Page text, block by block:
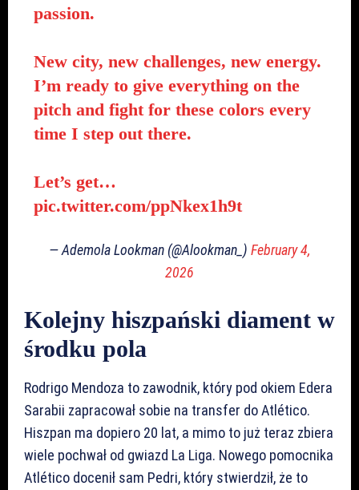
passion.
New city, new challenges, new energy.
I’m ready to give everything on the
pitch and fight for these colors every
time I step out there.
Let’s get…
pic.twitter.com/ppNkex1h9t
— Ademola Lookman (@Alookman_) February 4,
2026
Kolejny hiszpański diament w
środku pola
Rodrigo Mendoza to zawodnik, który pod okiem Edera
Sarabii zapracował sobie na transfer do Atlético.
Hiszpan ma dopiero 20 lat, a mimo to już teraz zbiera
wiele pochwał od gwiazd La Liga. Nowego pomocnika
Atlético docenił sam Pedri, który stwierdził, że to